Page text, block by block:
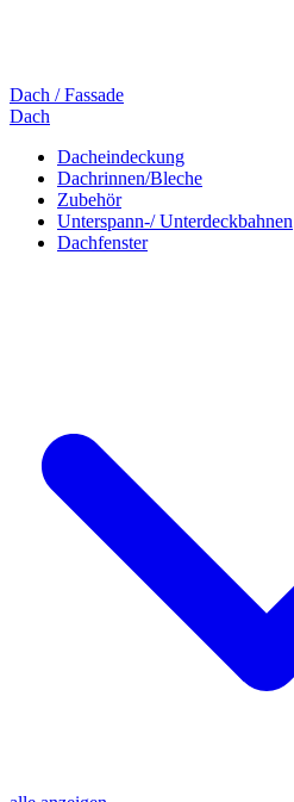
Dach / Fassade
Dach
Dacheindeckung
Dachrinnen/Bleche
Zubehör
Unterspann-/ Unterdeckbahnen
Dachfenster